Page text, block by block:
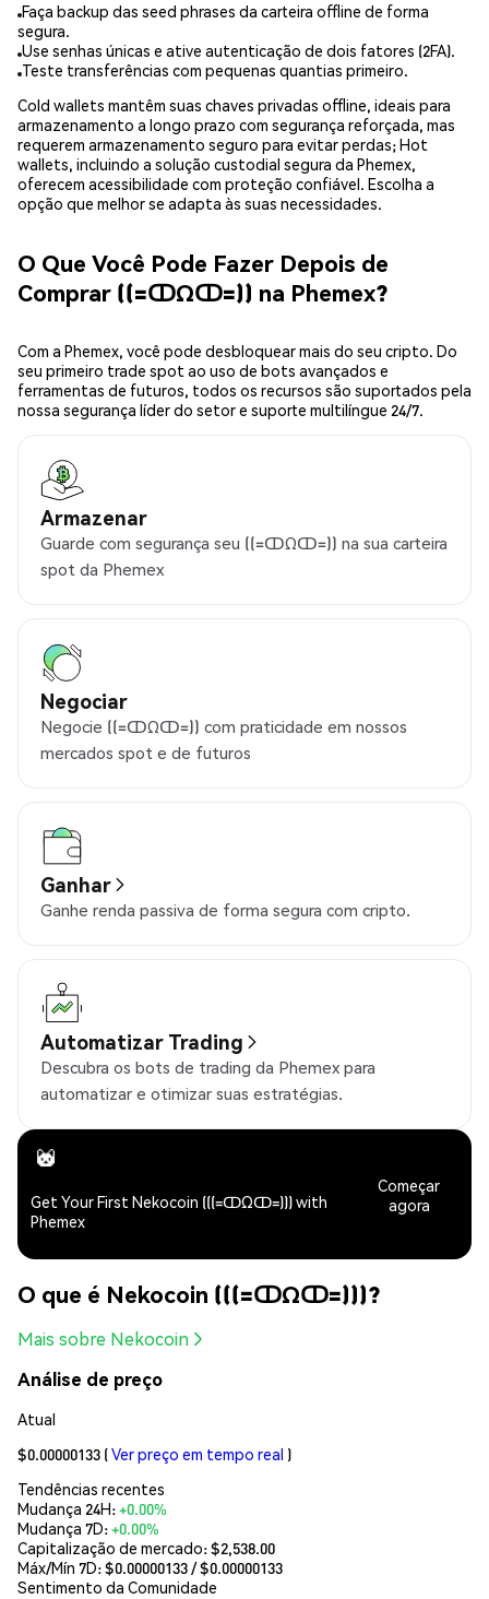
Faça backup das seed phrases da carteira offline de forma
segura.
Use senhas únicas e ative autenticação de dois fatores (2FA).
Teste transferências com pequenas quantias primeiro.
Cold wallets mantêm suas chaves privadas offline, ideais para
armazenamento a longo prazo com segurança reforçada, mas
requerem armazenamento seguro para evitar perdas; Hot
wallets, incluindo a solução custodial segura da Phemex,
oferecem acessibilidade com proteção confiável. Escolha a
opção que melhor se adapta às suas necessidades.
O Que Você Pode Fazer Depois de
Comprar ((=ↀΩↀ=)) na Phemex?
Com a Phemex, você pode desbloquear mais do seu cripto. Do
seu primeiro trade spot ao uso de bots avançados e
ferramentas de futuros, todos os recursos são suportados pela
nossa segurança líder do setor e suporte multilíngue 24/7.
Armazenar
Guarde com segurança seu ((=ↀΩↀ=)) na sua carteira
spot da Phemex
Negociar
Negocie ((=ↀΩↀ=)) com praticidade em nossos
mercados spot e de futuros
Ganhar
Ganhe renda passiva de forma segura com cripto.
Automatizar Trading
Descubra os bots de trading da Phemex para
automatizar e otimizar suas estratégias.
Get Your First Nekocoin (((=ↀΩↀ=))) with
Phemex
Começar
agora
O que é Nekocoin (((=ↀΩↀ=)))?
Mais sobre Nekocoin
Análise de preço
Atual
$0.00000133 (Ver preço em tempo real )
Tendências recentes
Mudança 24H:+0.00%
Mudança 7D:+0.00%
Capitalização de mercado:$2,538.00
Máx/Mín 7D: $0.00000133/ $0.00000133
Sentimento da Comunidade